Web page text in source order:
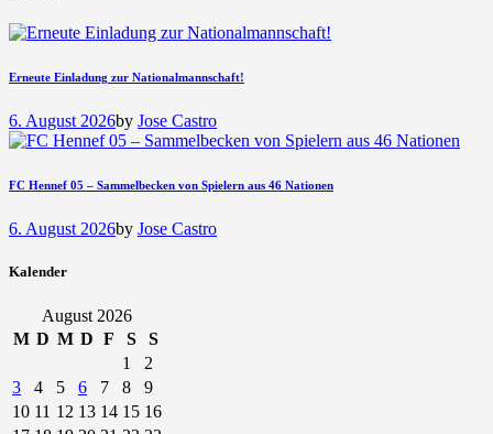
Erneute Einladung zur Nationalmannschaft!
6. August 2026by Jose Castro
FC Hennef 05 – Sammelbecken von Spielern aus 46 Nationen
6. August 2026by Jose Castro
Kalender
August 2026
M D M D F S
S
1
2
3
4 5 6 7 8
9
10 11 12 13 14 15 16